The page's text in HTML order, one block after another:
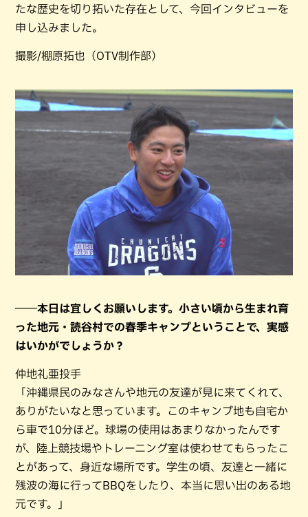
たな歴史を切り拓いた存在として、今回インタビューを
申し込みました。
撮影/棚原拓也（OTV制作部）
――本日は宜しくお願いします。小さい頃から生まれ育
った地元・読谷村での春季キャンプということで、実感
はいかがでしょうか？
仲地礼亜投手
「沖縄県民のみなさんや地元の友達が見に来てくれて、
ありがたいなと思っています。このキャンプ地も自宅か
ら車で10分ほど。球場の使用はあまりなかったんです
が、陸上競技場やトレーニング室は使わせてもらったこ
とがあって、身近な場所です。学生の頃、友達と一緒に
残波の海に行ってBBQをしたり、本当に思い出のある地
元です。」